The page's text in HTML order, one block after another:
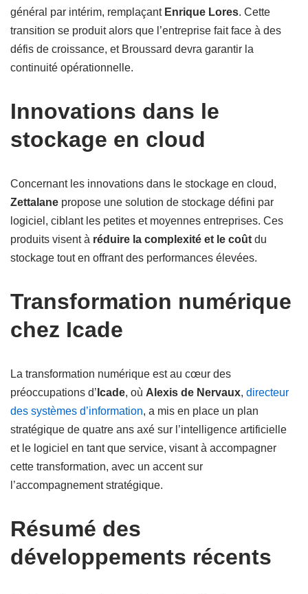
général par intérim, remplaçant Enrique Lores. Cette
transition se produit alors que l’entreprise fait face à des
défis de croissance, et Broussard devra garantir la
continuité opérationnelle.
Innovations dans le
stockage en cloud
Concernant les innovations dans le stockage en cloud,
Zettalane propose une solution de stockage défini par
logiciel, ciblant les petites et moyennes entreprises. Ces
produits visent à réduire la complexité et le coût du
stockage tout en offrant des performances élevées.
Transformation numérique
chez Icade
La transformation numérique est au cœur des
préoccupations d’ Icade, où Alexis de Nervaux, directeur
des systèmes d’information, a mis en place un plan
stratégique de quatre ans axé sur l’intelligence artificielle
et le logiciel en tant que service, visant à accompagner
cette transformation, avec un accent sur
l’accompagnement stratégique.
Résumé des
développements récents